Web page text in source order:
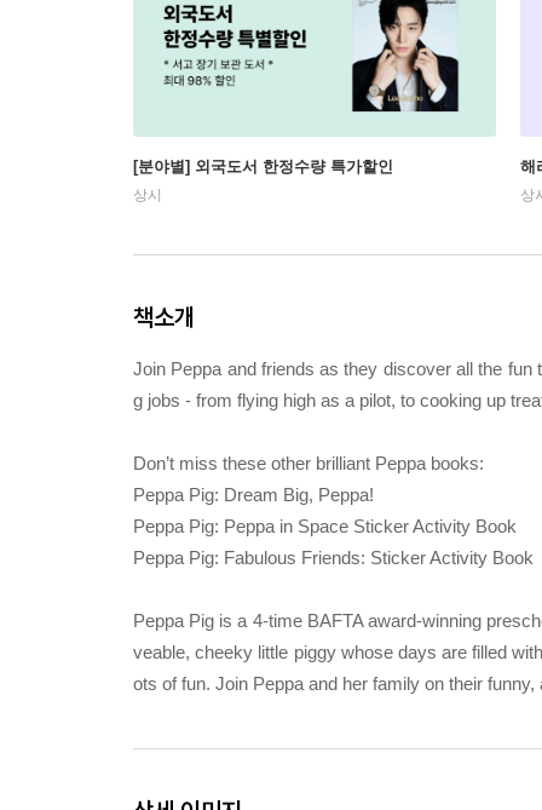
[분야별] 외국도서 한정수량 특가할인
상시
해
상
책소개
Join Peppa and friends as they discover all the
g jobs - from flying high as a pilot, to cooking up
Don’t miss these other brilliant Peppa books:
Peppa Pig: Dream Big, Peppa!
Peppa Pig: Peppa in Space Sticker Activity Book
Peppa Pig: Fabulous Friends: Sticker Activity Book
Peppa Pig is a 4-time BAFTA award-winning
veable, cheeky little piggy whose days are filled
ots of fun. Join Peppa and her family on their